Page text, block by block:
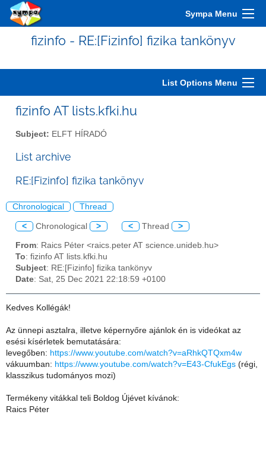
Sympa Menu
fizinfo - RE:[Fizinfo] fizika tankönyv
List Options Menu
fizinfo AT lists.kfki.hu
Subject: ELFT HÍRADÓ
List archive
RE:[Fizinfo] fizika tankönyv
Chronological Thread
< Chronological > < Thread >
From: Raics Péter <raics.peter AT science.unideb.hu>
To: fizinfo AT lists.kfki.hu
Subject: RE:[Fizinfo] fizika tankönyv
Date: Sat, 25 Dec 2021 22:18:59 +0100
Kedves Kollégák!
Az ünnepi asztalra, illetve képernyőre ajánlok én is videókat az
esési kísérletek bemutatására:
levegőben: https://www.youtube.com/watch?v=aRhkQTQxm4w
vákuumban: https://www.youtube.com/watch?v=E43-CfukEgs (régi,
klasszikus tudományos mozi)
Termékeny vitákkal teli Boldog Újévet kívánok:
Raics Péter